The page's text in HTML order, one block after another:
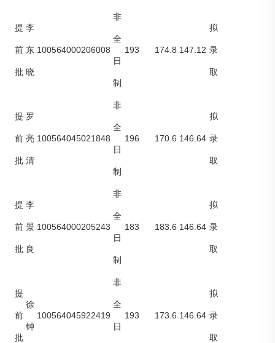
提
前
批
李
东
晓
100564000206008
非
全
日
制
193 174.8 147.12
拟
录
取
提
前
批
罗
亮
清
100564045021848
非
全
日
制
196 170.6 146.64
拟
录
取
提
前
批
李
景
良
100564000205243
非
全
日
制
183 183.6 146.64
拟
录
取
提
前
批
徐
钟
100564045922419
非
全
日
193 173.6 146.64
拟
录
取